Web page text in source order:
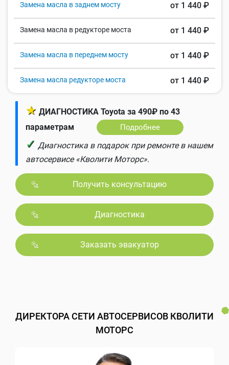
Замена масла в заднем мосту от 1 440 ₽
Замена масла в редукторе моста от 1 440 ₽
Замена масла в переднем мосту от 1 440 ₽
Замена масла редукторе моста от 1 440 ₽
★ ДИАГНОСТИКА Toyota за 490₽ по 43
параметрам
Подробнее
✓ Диагностика в подарок при ремонте в нашем
автосервисе «Кволити Моторс».
Получить консультацию
Диагностика
Заказать эвакуатор
ДИРЕКТОРА СЕТИ АВТОСЕРВИСОВ КВОЛИТИ
МОТОРС